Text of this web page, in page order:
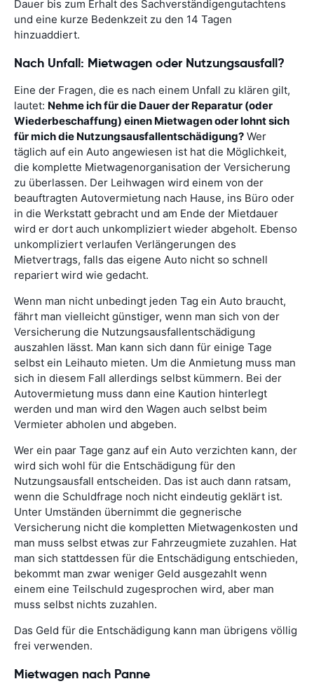
Dauer bis zum Erhalt des Sachverständigengutachtens
und eine kurze Bedenkzeit zu den 14 Tagen
hinzuaddiert.
Nach Unfall: Mietwagen oder Nutzungsausfall?
Eine der Fragen, die es nach einem Unfall zu klären gilt,
lautet: Nehme ich für die Dauer der Reparatur (oder
Wiederbeschaffung) einen Mietwagen oder lohnt sich
für mich die Nutzungsausfallentschädigung? Wer
täglich auf ein Auto angewiesen ist hat die Möglichkeit,
die komplette Mietwagenorganisation der Versicherung
zu überlassen. Der Leihwagen wird einem von der
beauftragten Autovermietung nach Hause, ins Büro oder
in die Werkstatt gebracht und am Ende der Mietdauer
wird er dort auch unkompliziert wieder abgeholt. Ebenso
unkompliziert verlaufen Verlängerungen des
Mietvertrags, falls das eigene Auto nicht so schnell
repariert wird wie gedacht.
Wenn man nicht unbedingt jeden Tag ein Auto braucht,
fährt man vielleicht günstiger, wenn man sich von der
Versicherung die Nutzungsausfallentschädigung
auszahlen lässt. Man kann sich dann für einige Tage
selbst ein Leihauto mieten. Um die Anmietung muss man
sich in diesem Fall allerdings selbst kümmern. Bei der
Autovermietung muss dann eine Kaution hinterlegt
werden und man wird den Wagen auch selbst beim
Vermieter abholen und abgeben.
Wer ein paar Tage ganz auf ein Auto verzichten kann, der
wird sich wohl für die Entschädigung für den
Nutzungsausfall entscheiden. Das ist auch dann ratsam,
wenn die Schuldfrage noch nicht eindeutig geklärt ist.
Unter Umständen übernimmt die gegnerische
Versicherung nicht die kompletten Mietwagenkosten und
man muss selbst etwas zur Fahrzeugmiete zuzahlen. Hat
man sich stattdessen für die Entschädigung entschieden,
bekommt man zwar weniger Geld ausgezahlt wenn
einem eine Teilschuld zugesprochen wird, aber man
muss selbst nichts zuzahlen.
Das Geld für die Entschädigung kann man übrigens völlig
frei verwenden.
Mietwagen nach Panne